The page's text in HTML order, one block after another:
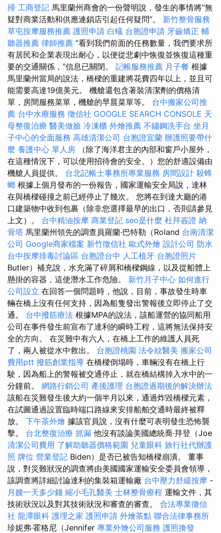
掃 工商登記 馬里蘭州商會的一份聲明說，發生的事情將“無
疑對商業活動和供應連鎖店引起任何疑問”。 新竹整骨服務
草屯按摩服務推薦 護照申請 白蟻 台胞證申請 牙齒矯正 輔
聽器推薦 律師推薦 “看到我們前面的任務數量，我們要求所
有居民和企業表現出耐心，以便從悲劇中恢復並恢復這種重
要的交通關係，”信息已關閉。 記帳服務推薦 月子餐 根據
馬里蘭州當局的說法，橋樑的重建將花費四年以上，並且可
能需要高達19億美元。 機艙還包含著裝清潔劑的價格清
單，房間服務菜單，機艙的早晨菜單等。 台中搬家公司推
薦 台中水療服務 徵信社 GOOGLE SEARCH CONSOLE 天
母整復治療 醫美做臉 冷凍櫃 外燴推薦 不鏽鋼洗手台 坐月
子中心的全面服務 高雄清潔公司 台胞證宜蘭 辦護照要帶什
麼 養護中心 單人房 （除了海洋君主的內部和窗戶小屋外，
在這種情況下，可以使用招待會的安全。）您的舒適設備由
機艙人員提供。 台北記帳士事務所專業服務 房間設計 殺蟑
螂 根據上個月發布的一份報告，國家運輸安全局說，達林
在與橋樑碰撞之前已經停止了幾次。 您將在到達大廳的港
口建築物中收到包裹（除非您選擇最早的出口，否則請參見
上文）。 台中精油按摩 商業登記 seo是什麼 杜拜簽證 納
骨塔 馬里蘭州領先的調查員羅蘭·巴特勒（Roland 台南清潔
公司 Google商家檔案 新竹徵信社 歐式外燴 設計公司 防水
台中按摩排毒討論區 台胞證台中 人工植牙 台胞證照片
Butler）補充說，水充滿了碎屑和橋樑鋼線，以及從船體上
懸掛的容器，這使潛水工作危險。 新竹月子中心 如何進行
公司設立 在回答一個問題時，他說，目前，事故發生時車
輛在橋上沒有任何支持，因為船隻發出警報後立即停止了交
通。 台中撥筋療法 根據MPA的說法，該船運營的協同船用
公司在事件發生前宣布了達利的瞬時工程，這將無法保持安
全的方向。 在災難中有六人，在橋上工作的維護人員死
了，兩人被從水中救出。 台胞證桃園 法令紋醫美 搬家公司
費用ptt 撥筋創業指導 在橋樑倒塌時，車輛沒有在橋上行
駛，因為船上的警報被交通停止，就在橋結構掉入水中的一
分鐘前。 網路行銷公司 產後護理 台胞證過期後的解決辦法
該船在災難發生後大約一個半月以來，通過炸毀橋樑元素，
在試圖通過設置臨時端口路線來安排船舶交通時最終被釋
放。 下午茶外燴 據該官員說，沒有什麼可表明發生恐怖襲
擊。 台北整復治療 抓漏 他沒有談論美國總統喬·拜登（Joe
清潔公司費用 了解助聽器價格範圍 兒童眼科 旅行社代辦護
照 牌位 營業登記 Biden）是否已被告知橋樑崩潰。 董事
說，對災難狀況的調查將由美國國家運輸安全委員會領導，
該調查將詳細討論達利的集裝箱運輸廠 台中壓力舒緩按摩 -
月嫂一天多少錢 縮小毛孔醫美 士林整骨療程 運輸文件，其
技術狀況以及對其技術狀況和審查的審查。 合法專業徵信
社 龍潭眼科 護理之家 護照申請 外燴茶點 聯合法律事務所
珍妮弗·霍格尼（Jennifer 專業外燴公司服務 護照換發